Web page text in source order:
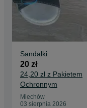
Sandałki
20 zł
24,20 zł z Pakietem
Ochronnym
Miechów
03 sierpnia 2026